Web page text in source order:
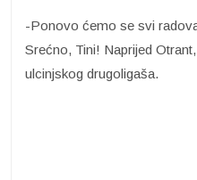
-Ponovo ćemo se svi
Srećno, Tini! Naprijed
ulcinjskog drugoligaša.